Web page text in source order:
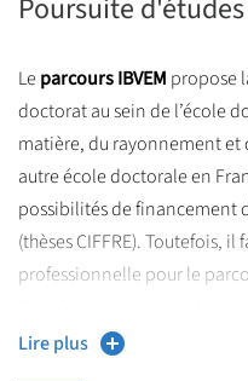
Poursuite d'études
Leparcours IBVEM propose
doctorat au sein de l’école
matière, du rayonnement
autre école doctorale en
possibilités de financement
(thèses CIFFRE). Toutefois,
professionnelle pour le
master 2 en tant
Lire plus